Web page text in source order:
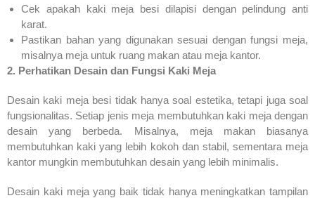
Cek apakah kaki meja besi dilapisi dengan pelindung anti
karat.
Pastikan bahan yang digunakan sesuai dengan fungsi meja,
misalnya meja untuk ruang makan atau meja kantor.
2. Perhatikan Desain dan Fungsi Kaki Meja
Desain kaki meja besi tidak hanya soal estetika, tetapi juga soal
fungsionalitas. Setiap jenis meja membutuhkan kaki meja dengan
desain yang berbeda. Misalnya, meja makan biasanya
membutuhkan kaki yang lebih kokoh dan stabil, sementara meja
kantor mungkin membutuhkan desain yang lebih minimalis.
Desain kaki meja yang baik tidak hanya meningkatkan tampilan